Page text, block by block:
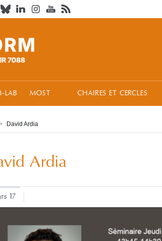
LAB MOST CHAIRES ET CERCLES
David Ardia
Ardia
17